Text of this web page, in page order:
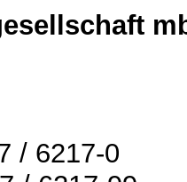
/ 6217-0